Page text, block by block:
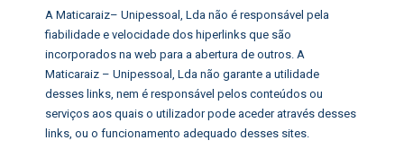
A Maticaraiz– Unipessoal, Lda não é responsável pela
fiabilidade e velocidade dos hiperlinks que são
incorporados na web para a abertura de outros. A
Maticaraiz – Unipessoal, Lda não garante a utilidade
desses links, nem é responsável pelos conteúdos ou
serviços aos quais o utilizador pode aceder através desses
links, ou o funcionamento adequado desses sites.